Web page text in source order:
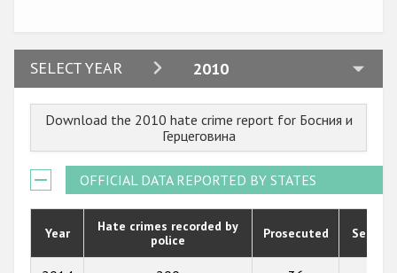
SELECT YEAR 2010
2024
2022
2021
2020
2019
2018
Download the 2010 hate crime report for Босния и
Герцеговина
OFFICIAL DATA REPORTED BY STATES
Year
Hate crimes recorded by
police
Prosecuted